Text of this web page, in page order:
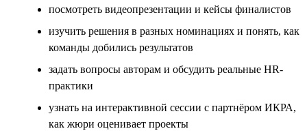
посмотреть видеопрезентации и кейсы финалистов
изучить решения в разных номинациях и понять, как
команды добились результатов
задать вопросы авторам и обсудить реальные HR-
практики
узнать на интерактивной сессии с партнёром ИКРА,
как жюри оценивает проекты